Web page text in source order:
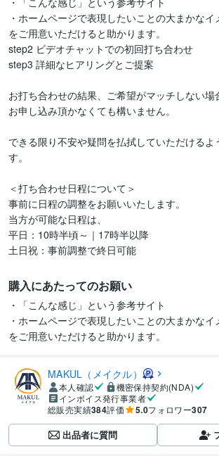
・ホームページで表現したいことの大まかなイ
をご用意いただけると助かります。
step2 ビデオチャットでの初回打ち合わせ
step3 詳細なヒアリングとご提案
お打ち合わせの結果、ご希望がマッチしない場
お申し込み頂かなくても構いません。
できる限り不安や疑問を払拭していただけるよ
す。
＜打ち合わせ日程について＞
事前に日程の調整をお願いいたします。
当方が可能な日程は、
平日：10時半頃～｜17時半以降
土日祝：事前調整で終日可能
購入にあたってのお願い
・「こんな感じ」という参考サイト
・ホームページで表現したいことの大まかなイ
をご用意いただけると助かります。
MAKUL（メイクル）
本人確認
機密保持契約(NDA)
インボイス発行事業者
総販売実績384評価 5.0フォロワー307
出品者に質問